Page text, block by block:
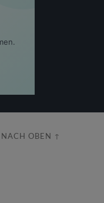
NACH OBEN ↑